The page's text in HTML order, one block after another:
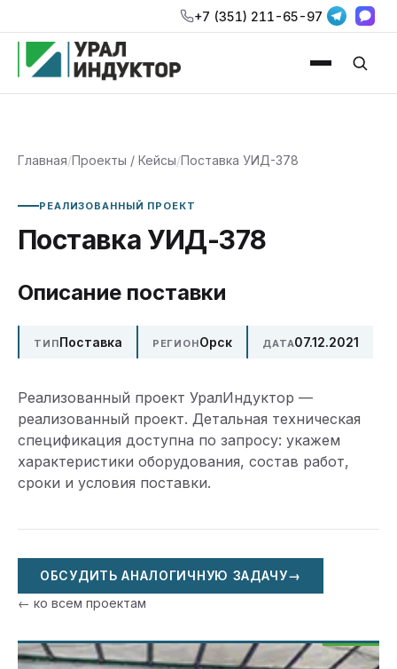
+7 (351) 211-65-97
Главная/Проекты / Кейсы/Поставка УИД-378
РЕАЛИЗОВАННЫЙ ПРОЕКТ
Поставка УИД-378
Описание поставки
ТИППоставка РЕГИОНОрск ДАТА07.12.2021
Реализованный проект УралИндуктор —
реализованный проект. Детальная техническая
спецификация доступна по запросу: укажем
характеристики оборудования, состав работ,
сроки и условия поставки.
ОБСУДИТЬ АНАЛОГИЧНУЮ ЗАДАЧУ→
← ко всем проектам